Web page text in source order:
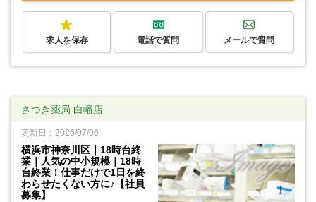
求人を保存 電話で質問 メールで質問
さつき薬局 白幡店
更新日：2026/07/06
横浜市神奈川区｜18時台終
業｜人気の中小規模｜18時
台終業！仕事だけで1日を終
わらせたくない方に♪【社員
募集】